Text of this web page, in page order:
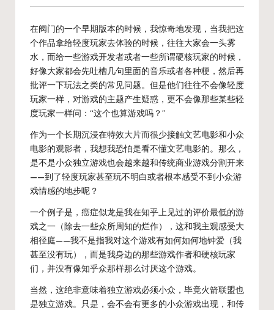
在阀门的一个早期版本的时候，我惊奇地发现，当我把这
个作品拿给轻度玩家去体验的时候，往往大家会一头雾
水，而给一些游戏开发者或者一些所谓硬核玩家的时候，
好像大家都会先吐槽几句里面的音乐或者各种梗，然后再
批评一下玩法之类的常见问题。但是他们往往不会像轻度
玩家一样，对游戏的主题产生疑惑，更不会像那些某些轻
度玩家一样问：“这个也算游戏吗？”
作为一个长期沉浸在特效大片而很少接触文艺电影和小众
电影的观影者，我想我恐怕是看不懂文艺电影的。那么，
是不是小众独立游戏也会越来越和传统商业游戏分割开来
——到了轻度玩家甚至玩不明白或者根本感受不到小众游
戏情感的地步呢？
一个例子是，癌症似龙是我在知乎上见过的评价最低的游
戏之一（除去一些众所周知的烂作），这和我主观感受大
相径庭——我不是指我对这个游戏有如何如何地钟爱（我
甚至没有玩），而是我身边的那些游戏作者和硬核玩家
们，并没有像知乎众那样那么讨厌这个游戏。
当然，这绝非意味着独立游戏必须小众，毕竟火箭联盟也
是独立游戏。只是，会不会有更多的小众游戏出现，和传